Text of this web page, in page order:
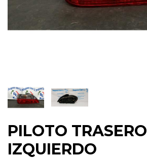
PILOTO TRASERO
IZQUIERDO